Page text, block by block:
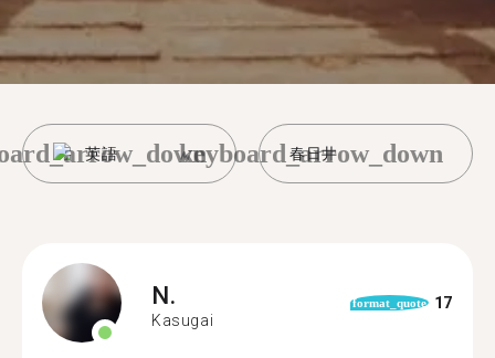
英語 春日井
keyboard_arrow_down
N.
Kasugai
format_quote 17